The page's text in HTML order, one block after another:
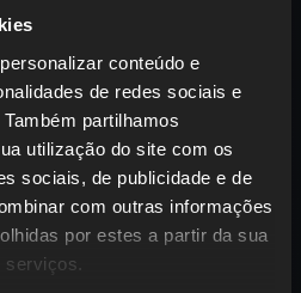
conteúdo e
de redes sociais e
partilhamos
utilização do site com os
sociais, de publicidade e de
com outras informações
por estes a partir da sua
os mais interessantes.
critérios:
água
blocos de água
eincidência
umavara normale
cerca de5%de todas